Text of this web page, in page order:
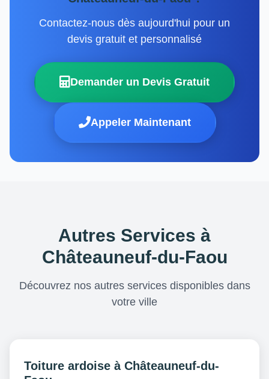
Contactez-nous dès aujourd'hui pour un
devis gratuit et personnalisé
Demander un Devis Gratuit
Appeler Maintenant
Autres Services à
Châteauneuf-du-Faou
Découvrez nos autres services disponibles dans
votre ville
Toiture ardoise à Châteauneuf-du-